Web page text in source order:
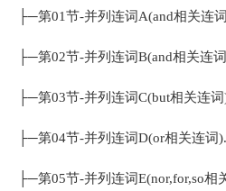
├─第01节-并列连词A(and相关连
├─第02节-并列连词B(and相关连
├─第03节-并列连词C(but相关连
├─第04节-并列连词D(or相关连词
├─第05节-并列连词E(nor,for,so相